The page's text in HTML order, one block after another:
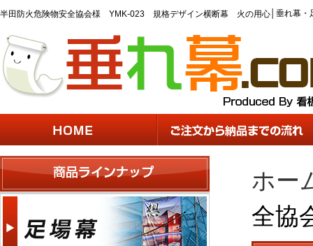
半田防火危険物安全協会様 YMK-023 規格デザイン横断幕 火の用心 垂れ幕・
ホー
全協